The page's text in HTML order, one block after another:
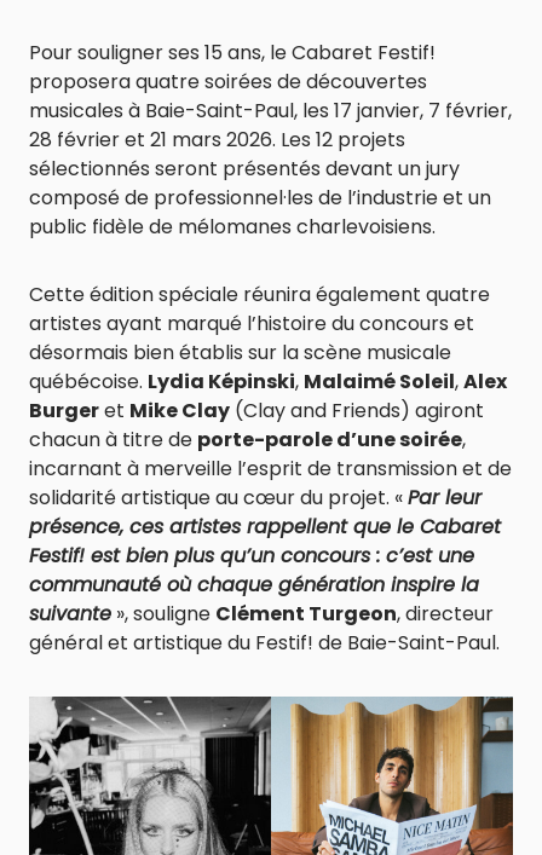
Pour souligner ses 15 ans, le Cabaret Festif!
proposera quatre soirées de découvertes
musicales à Baie-Saint-Paul, les 17 janvier, 7 février,
28 février et 21 mars 2026. Les 12 projets
sélectionnés seront présentés devant un jury
composé de professionnel·les de l’industrie et un
public fidèle de mélomanes charlevoisiens.
Cette édition spéciale réunira également quatre
artistes ayant marqué l’histoire du concours et
désormais bien établis sur la scène musicale
québécoise. Lydia Képinski, Malaimé Soleil,Alex
Burgeret Mike Clay (Clay and Friends) agiront
chacun à titre de porte-parole d’une soirée,
incarnant à merveille l’esprit de transmission et de
solidarité artistique au cœur du projet. «Par leur
présence, ces artistes rappellent que le Cabaret
Festif! est bien plus qu’un concours : c’est une
communauté où chaque génération inspire la
suivante », souligne Clément Turgeon, directeur
général et artistique du Festif! de Baie-Saint-Paul.